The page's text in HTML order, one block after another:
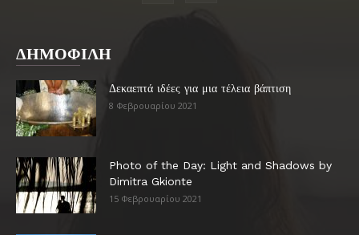
ΔΗΜΟΦΙΛΗ
Δεκαεπτά ιδέες για μια τέλεια βάπτιση
8 Φεβρουαρίου 2021
Photo of the Day: Light and Shadows by
Dimitra Gkionte
15 Φεβρουαρίου 2021